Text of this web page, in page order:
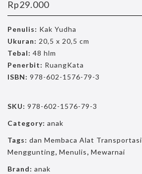
Rp29.000
Penulis: Kak Yudha
Ukuran: 20,5 x 20,5 cm
Tebal: 48 hlm
Penerbit: RuangKata
ISBN: 978-602-1576-79-3
SKU:978-602-1576-79-3
Category:anak
Tags:dan Membaca Alat Transportasi
Menggunting,Menulis,Mewarnai
Brand:anak